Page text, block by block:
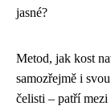
jasné?
Metod, jak kost
samozřejmě i
čelisti – patří mezi